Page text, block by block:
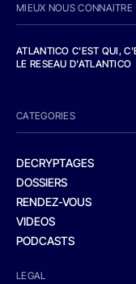
MIEUX NOUS CONNAITRE
ATLANTICO C'EST QUI,
LE RESEAU D'ATLANTICO
CATEGORIES
DECRYPTAGES
DOSSIERS
RENDEZ-VOUS
VIDEOS
PODCASTS
LEGAL